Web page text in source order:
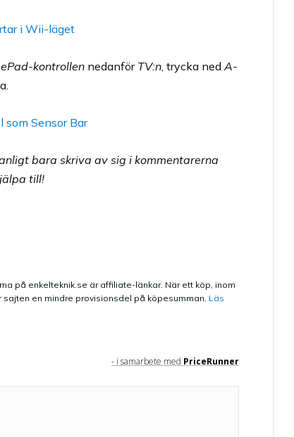
kontrollen nedanför TV:n, trycka nedA-
bara skriva av sig i kommentarerna
till!
på enkelteknik.se är affiliate-länkar. När ett köp, inom
en mindre provisionsdel på köpesumman. Läs
- i samarbete med PriceRunner